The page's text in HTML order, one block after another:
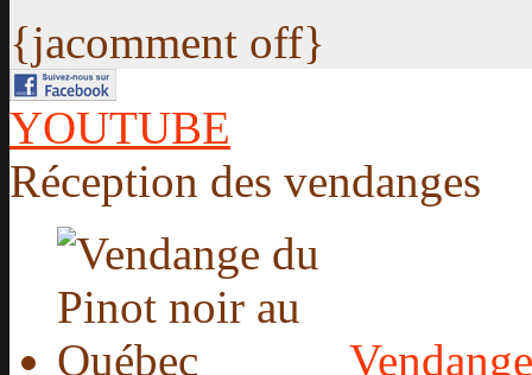
{jacomment off}
YOUTUBE
Réception des vendanges